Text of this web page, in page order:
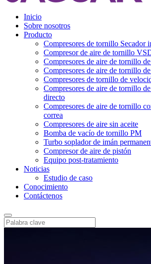
Inicio
Sobre nosotros
Producto
Compresores de tornillo Secador
Compresor de aire de tornillo
Compresores de aire de tornillo
Compresores de aire de tornillo
Compresores de tornillo de
Compresores de aire de tornillo
directo
Compresores de aire de tornillo
correa
Compresores de aire sin aceite
Bomba de vacío de tornillo PM
Turbo soplador de imán
Compresor de aire de pistón
Equipo post-tratamiento
Noticias
Estudio de caso
Conocimiento
Contáctenos